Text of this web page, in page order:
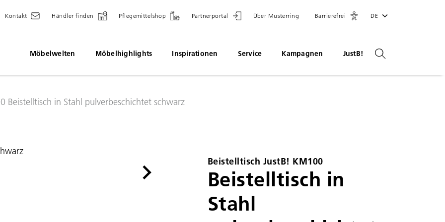
Kontakt Händler finden Pflegemittelshop Partnerportal Über Musterring Barrierefrei DE
Möbelwelten Möbelhighlights Inspirationen Service Kampagnen JustB!
Beistelltisch in Stahl pulverbeschichtet schwarz
Beistelltisch JustB! KM100
Beistelltisch in
Stahl